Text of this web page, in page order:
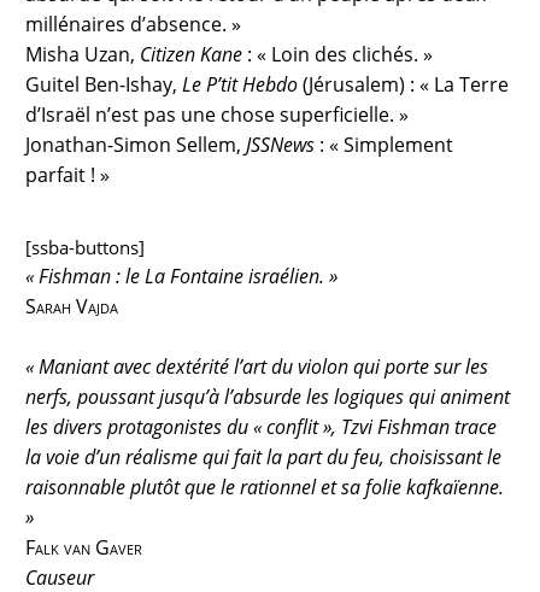
millénaires d’absence. »
Misha Uzan, Citizen Kane : « Loin des clichés. »
Guitel Ben-Ishay,Le P’tit Hebdo(Jérusalem) : « La Terre
d’Israël n’est pas une chose superficielle. »
Jonathan-Simon Sellem,JSSNews : « Simplement
parfait ! »
[ssba-buttons]
« Fishman : le La Fontaine israélien. »
Sarah Vajda
« Maniant avec dextérité l’art du violon qui porte sur les
nerfs, poussant jusqu’à l’absurde les logiques qui animent
les divers protagonistes du « conflit », Tzvi Fishman trace
la voie d’un réalisme qui fait la part du feu, choisissant le
raisonnable plutôt que le rationnel et sa folie kafkaïenne.
»
Falk van Gaver
Causeur